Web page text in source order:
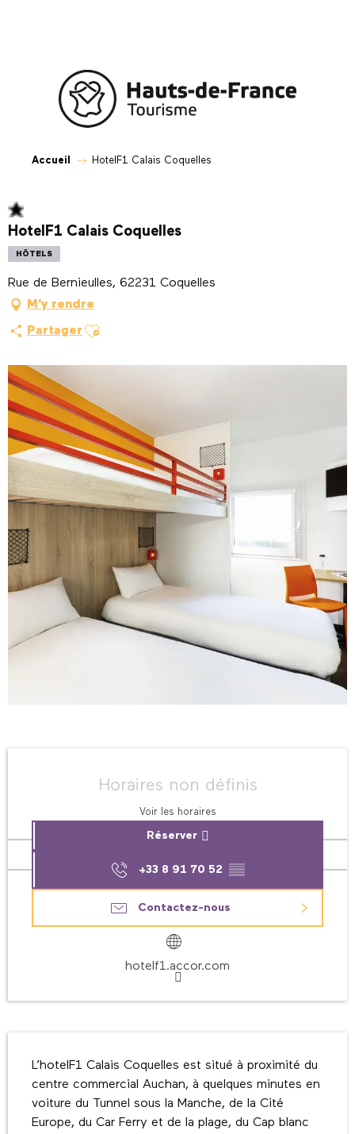
Accueil HotelF1 Calais Coquelles
HotelF1 Calais Coquelles
HÔTELS
Rue de Bernieulles, 62231 Coquelles
M'y rendre
Partager Ajouter aux favoris
Horaires non définis
Voir les horaires
Réserver
+33 8 91 70 52 ▒▒
Contactez-nous
hotelf1.accor.com
L’hotelF1 Calais Coquelles est situé à proximité du
centre commercial Auchan, à quelques minutes en
voiture du Tunnel sous la Manche, de la Cité
Europe, du Car Ferry et de la plage, du Cap blanc